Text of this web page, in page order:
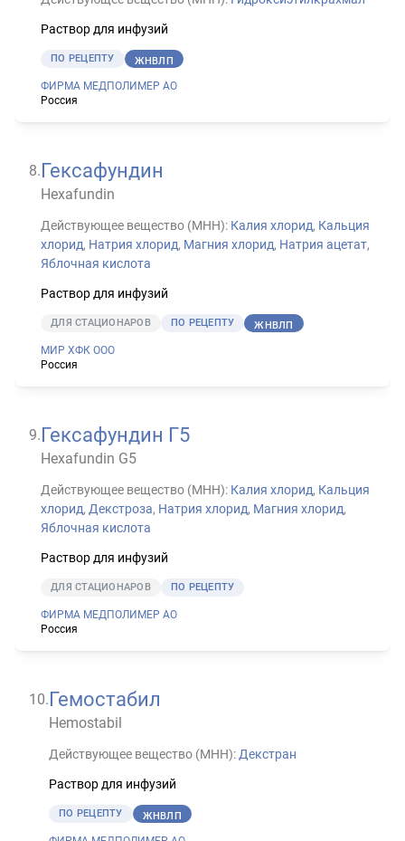
Раствор для инфузий
ПО РЕЦЕПТУ ЖНВЛП
ФИРМА МЕДПОЛИМЕР АО
Россия
8.Гексафундин
Hexafundin
Действующее вещество (МНН): Калия хлорид, Кальция
хлорид, Натрия хлорид, Магния хлорид, Натрия ацетат,
Яблочная кислота
Раствор для инфузий
ДЛЯ СТАЦИОНАРОВ ПО РЕЦЕПТУ ЖНВЛП
МИР ХФК ООО
Россия
9.Гексафундин Г5
Hexafundin G5
Действующее вещество (МНН): Калия хлорид, Кальция
хлорид, Декстроза, Натрия хлорид, Магния хлорид,
Яблочная кислота
Раствор для инфузий
ДЛЯ СТАЦИОНАРОВ ПО РЕЦЕПТУ
ФИРМА МЕДПОЛИМЕР АО
Россия
10.Гемостабил
Hemostabil
Действующее вещество (МНН): Декстран
Раствор для инфузий
ПО РЕЦЕПТУ ЖНВЛП